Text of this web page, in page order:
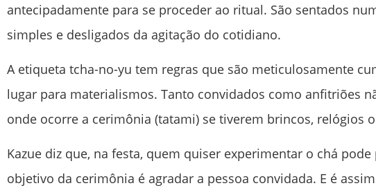
antecipadamente para se proceder ao ritual. São sentados
simples e desligados da agitação do cotidiano.
A etiqueta tcha-no-yu tem regras que são meticulosamente
lugar para materialismos. Tanto convidados como anfitriões
onde ocorre a cerimônia (tatami) se tiverem brincos, relógios
Kazue diz que, na festa, quem quiser experimentar o chá pode
objetivo da cerimônia é agradar a pessoa convidada. E é